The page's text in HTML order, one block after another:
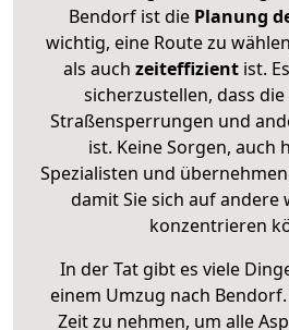
Bendorf ist diePlanung
wichtig, eine Route zu
als auch zeiteffizientist.
sicherzustellen, dass
Straßensperrungen und
ist. Keine Sorgen, auch
Spezialisten und
damit Sie sich auf andere
konzentrieren
In der Tat gibt es viele
einem Umzug nach
Zeit zu nehmen, um alle